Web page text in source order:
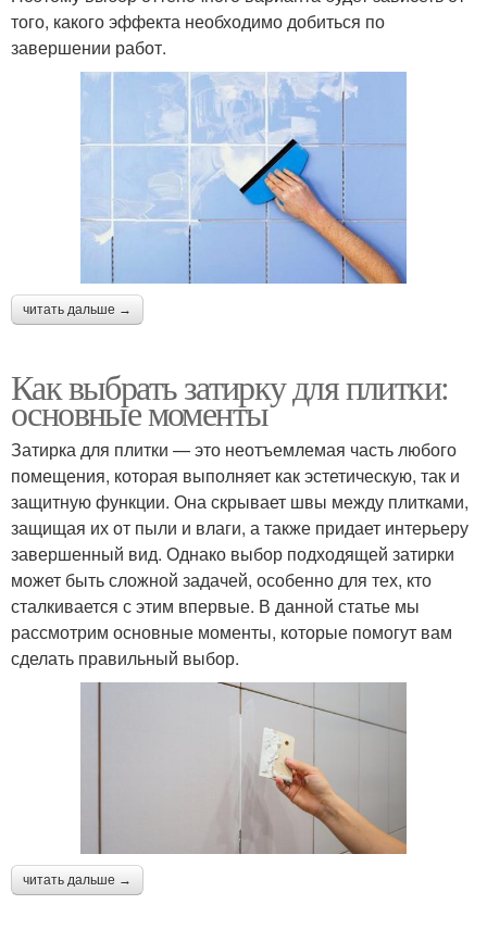
того, какого эффекта необходимо добиться по
завершении работ.
читать дальше →
Как выбрать затирку для плитки:
основные моменты
Затирка для плитки — это неотъемлемая часть любого
помещения, которая выполняет как эстетическую, так и
защитную функции. Она скрывает швы между плитками,
защищая их от пыли и влаги, а также придает интерьеру
завершенный вид. Однако выбор подходящей затирки
может быть сложной задачей, особенно для тех, кто
сталкивается с этим впервые. В данной статье мы
рассмотрим основные моменты, которые помогут вам
сделать правильный выбор.
читать дальше →